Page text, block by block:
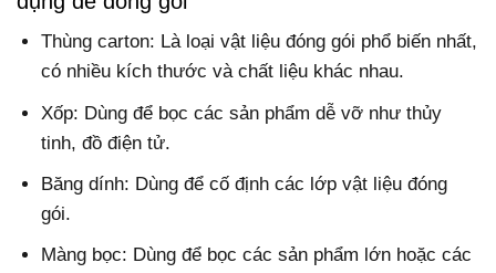
Thùng carton: Là loại vật liệu đóng gói phổ biến nhất,
có nhiều kích thước và chất liệu khác nhau.
Xốp: Dùng để bọc các sản phẩm dễ vỡ như thủy
tinh, đồ điện tử.
Băng dính: Dùng để cố định các lớp vật liệu đóng
gói.
Màng bọc: Dùng để bọc các sản phẩm lớn hoặc các